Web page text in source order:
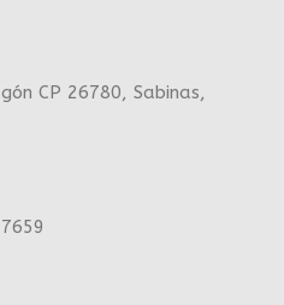
CP 26780, Sabinas,